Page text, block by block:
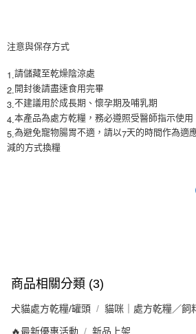
注意與保存方式
1.請儲藏至乾燥陰涼處
2.開封後請盡速食用完畢
3.不建議用於成長期、懷孕期及哺乳期
4.本產品為處方乾糧，務必遵照受醫師指示使用
5.為避免寵物腸胃不適，請以7天的時間作為適
減的方式換糧
商品相關分類 (3)
犬貓處方乾糧/罐頭 貓咪｜處方乾糧／飼
🔥最新優惠活動 新品上架